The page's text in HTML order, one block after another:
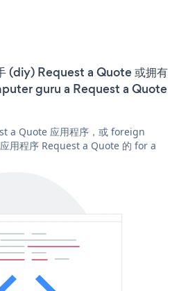
(diy) Request a Quote 或拥有
guru a Request a Quote
a Quote 应用程序，或 foreign
用程序 Request a Quote 的 for a